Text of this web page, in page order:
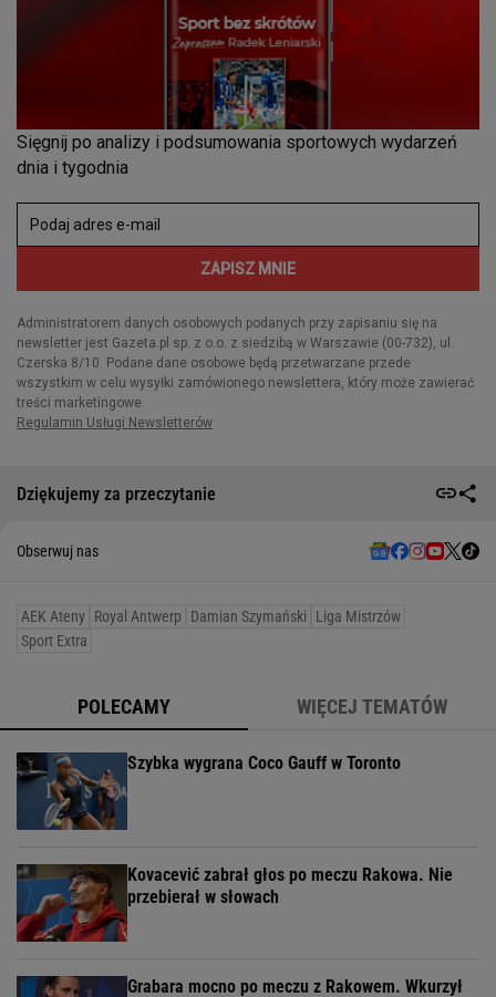
Dziękujemy za przeczytanie
Obserwuj nas
AEK Ateny Royal Antwerp Damian Szymański
Liga Mistrzów
Sport Extra
POLECAMY WIĘCEJ TEMATÓW
Szybka wygrana Coco Gauff w Toronto
Kovacević zabrał głos po meczu Rakowa. Nie
przebierał w słowach
Grabara mocno po meczu z Rakowem. Wkurzył